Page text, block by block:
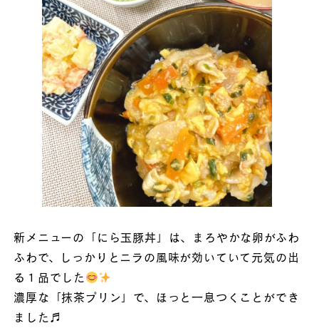
新メニューの「にら玉豚丼」は、まろやかな卵がふわ
ふわで、しっかりとニラの風味が効いていて元気の出
る１品でした
濃厚な「抹茶プリン」で、ほっと一息つくことができ
ました♬